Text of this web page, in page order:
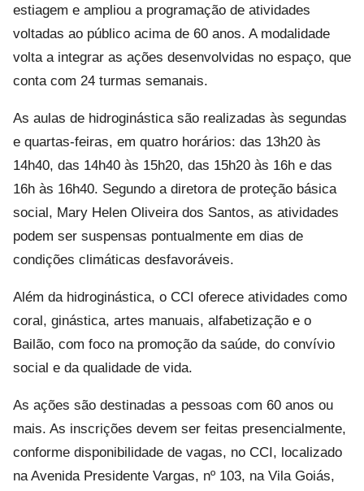
estiagem e ampliou a programação de atividades
voltadas ao público acima de 60 anos. A modalidade
volta a integrar as ações desenvolvidas no espaço, que
conta com 24 turmas semanais.
As aulas de hidroginástica são realizadas às segundas
e quartas-feiras, em quatro horários: das 13h20 às
14h40, das 14h40 às 15h20, das 15h20 às 16h e das
16h às 16h40. Segundo a diretora de proteção básica
social, Mary Helen Oliveira dos Santos, as atividades
podem ser suspensas pontualmente em dias de
condições climáticas desfavoráveis.
Além da hidroginástica, o CCI oferece atividades como
coral, ginástica, artes manuais, alfabetização e o
Bailão, com foco na promoção da saúde, do convívio
social e da qualidade de vida.
As ações são destinadas a pessoas com 60 anos ou
mais. As inscrições devem ser feitas presencialmente,
conforme disponibilidade de vagas, no CCI, localizado
na Avenida Presidente Vargas, nº 103, na Vila Goiás,